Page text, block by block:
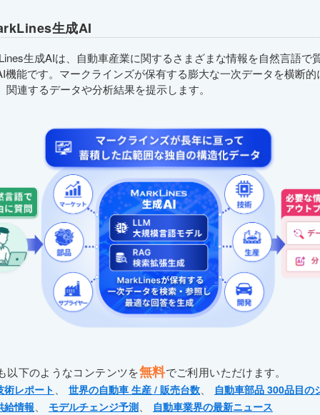
生成AI
生成AIは、自動車産業に関するさまざまな情報を自然言語で
機能です。マークラインズが保有する膨大な一次データを横断的
関連するデータや分析結果を提示します。
以下のようなコンテンツを無料でご利用いただけます。
術レポート 、 世界の自動車 生産 / 販売台数、
自動車部品 300品目の
給情報、 モデルチェンジ予測、 自動車業界の最新ニュース